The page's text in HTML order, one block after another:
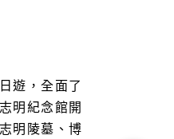
遊，全面了
明紀念館開
明陵墓、博